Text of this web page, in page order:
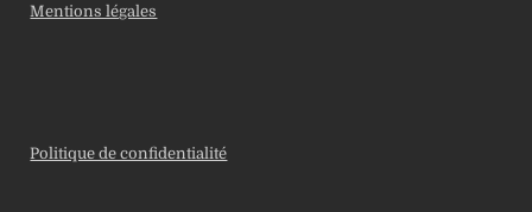
Mentions légales
Politique de confidentialité